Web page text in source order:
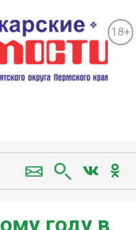
18+
году в